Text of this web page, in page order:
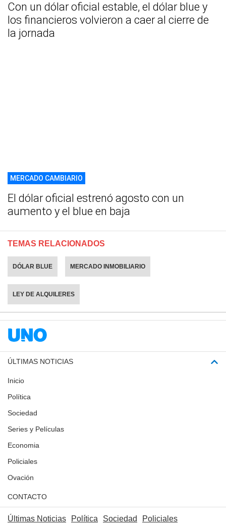
Con un dólar oficial estable, el dólar blue y
los financieros volvieron a caer al cierre de
la jornada
MERCADO CAMBIARIO
El dólar oficial estrenó agosto con un
aumento y el blue en baja
TEMAS RELACIONADOS
DÓLAR BLUE MERCADO INMOBILIARIO
LEY DE ALQUILERES
ÚLTIMAS NOTICIAS
Inicio
Política
Sociedad
Series y Películas
Economia
Policiales
Ovación
CONTACTO
Últimas Noticias Política Sociedad Policiales